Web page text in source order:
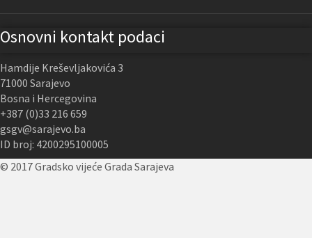
Osnovni kontakt podaci
Hamdije Kreševljakovića 3
71000 Sarajevo
Bosna i Hercegovina
+387 (0)33 216 659
gsgv@sarajevo.ba
ID broj: 4200295100005
© 2017 Gradsko vijeće Grada Sarajeva